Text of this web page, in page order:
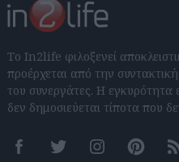
Το In2life φιλοξενεί
προέρχεται από την
του συνεργάτες. Η εγκυρότητα
δεν δημοσιεύεται τίποτα που
FacebookTwitter InstagramPinterest